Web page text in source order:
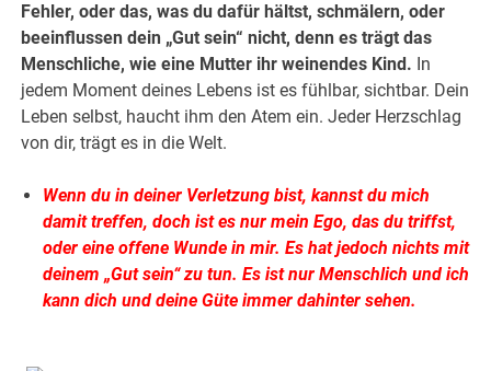
Fehler, oder das, was du dafür hältst, schmälern, oder
beeinflussen dein „Gut sein“ nicht, denn es trägt das
Menschliche, wie eine Mutter ihr weinendes Kind. In
jedem Moment deines Lebens ist es fühlbar, sichtbar. Dein
Leben selbst, haucht ihm den Atem ein. Jeder Herzschlag
von dir, trägt es in die Welt.
Wenn du in deiner Verletzung bist, kannst du mich
damit treffen, doch ist es nur mein Ego, das du triffst,
oder eine offene Wunde in mir. Es hat jedoch nichts mit
deinem „Gut sein“ zu tun. Es ist nur Menschlich und ich
kann dich und deine Güte immer dahinter sehen.